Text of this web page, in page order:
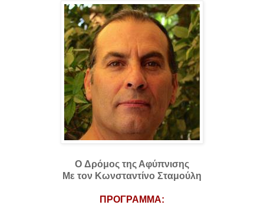
O Δρόμος της Αφύπνισης
Με τον Κωνσταντίνο Σταμούλη
ΠΡΟΓΡΑΜΜΑ: